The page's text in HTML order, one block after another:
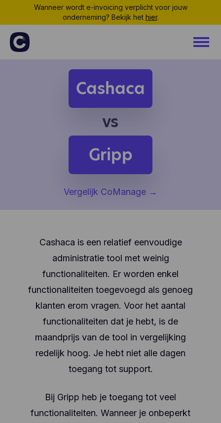
Wanneer wordt e-invoicing verplicht voor jouw
onderneming? Bekijk het hier.
Cashaca
vs
Gripp
Vergelijk CoManage →
Cashaca is een relatief eenvoudige
administratie tool met weinig
functionaliteiten. Er worden enkel
functionaliteiten toegevoegd als genoeg
klanten erom vragen. Voor het aantal
functionaliteiten dat je hebt, is de
maandprijs van de tool in vergelijking
redelijk hoog. Je hebt niet alle dagen
toegang tot support.
Bij Gripp heb je toegang tot veel
functionaliteiten. Wanneer je onbeperkt